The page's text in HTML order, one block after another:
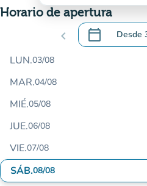
Horario de apertura
chevron_left calendar_today Desde
.Abra el
LUN.03/08
MAR.04/08
MIÉ.05/08
JUE.06/08
VIE.07/08
SÁB.08/08